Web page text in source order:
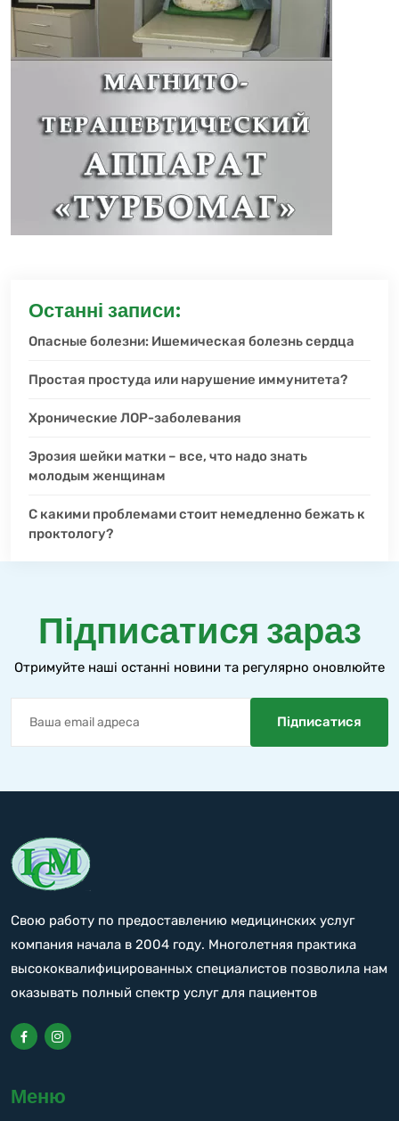
Останні записи:
Опасные болезни: Ишемическая болезнь сердца
Простая простуда или нарушение иммунитета?
Хронические ЛОР-заболевания
Эрозия шейки матки – все, что надо знать
молодым женщинам
С какими проблемами стоит немедленно бежать к
проктологу?
Підписатися зараз
Отримуйте наші останні новини та регулярно оновлюйте
Свою работу по предоставлению медицинских услуг
компания начала в 2004 году. Многолетняя практика
высококвалифицированных специалистов позволила нам
оказывать полный спектр услуг для пациентов
Меню